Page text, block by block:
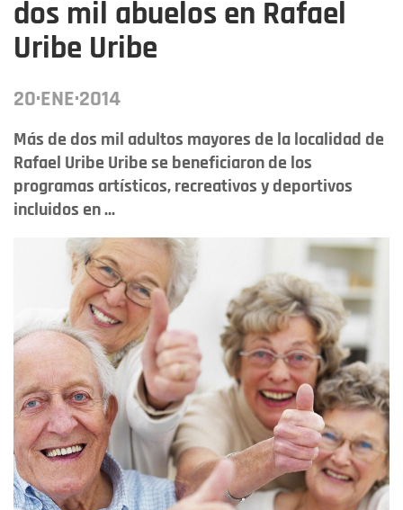
dos mil abuelos en Rafael
Uribe Uribe
20·ENE·2014
Más de dos mil adultos mayores de la localidad de
Rafael Uribe Uribe se beneficiaron de los
programas artísticos, recreativos y deportivos
incluidos en ...